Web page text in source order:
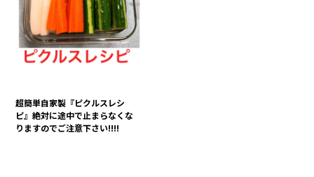
超簡単自家製『ピクルスレシ
ピ』絶対に途中で止まらなくな
りますのでご注意下さい!!!!